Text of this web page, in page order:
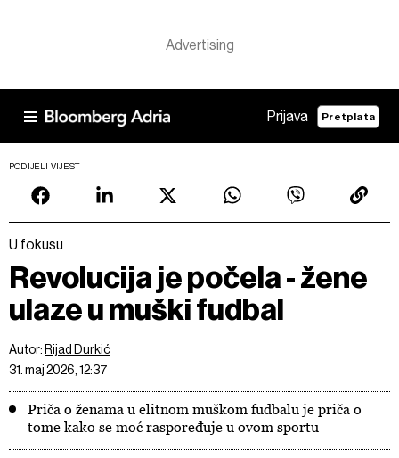
Prijava Pretplata
PODIJELI VIJEST
U fokusu
Revolucija je počela - žene
ulaze u muški fudbal
Autor: Rijad Durkić
31. maj 2026, 12:37
Priča o ženama u elitnom muškom fudbalu je priča o
tome kako se moć raspoređuje u ovom sportu